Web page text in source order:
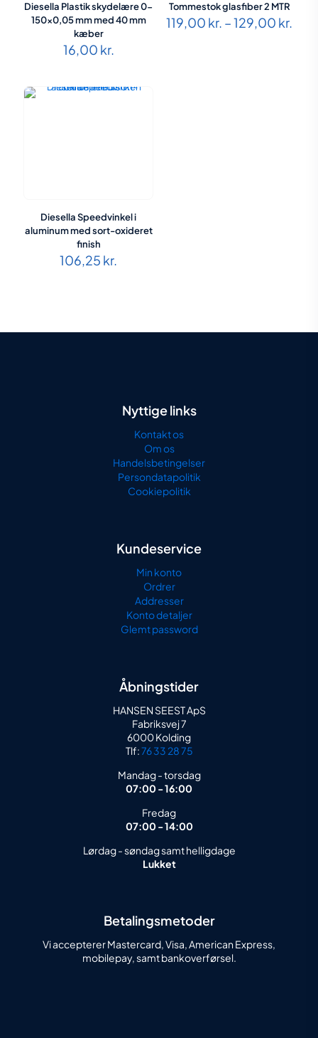
Diesella Plastik skydelære 0-
150×0,05 mm med 40 mm
kæber
16,00 kr.
Tommestok glasfiber 2 MTR
119,00 kr. –129,00 kr.
Diesella Speedvinkel i
aluminum med sort-oxideret
finish
106,25 kr.
Nyttige links
Kontakt os
Om os
Handelsbetingelser
Persondatapolitik
Cookiepolitik
Kundeservice
Min konto
Ordrer
Addresser
Konto detaljer
Glemt password
Åbningstider
HANSEN SEEST ApS
Fabriksvej 7
6000 Kolding
Tlf:76 33 28 75
Mandag - torsdag
07:00 - 16:00
Fredag
07:00 - 14:00
Lørdag - søndag samt helligdage
Lukket
Betalingsmetoder
Vi accepterer Mastercard, Visa, American Express,
mobilepay, samt bankoverførsel.